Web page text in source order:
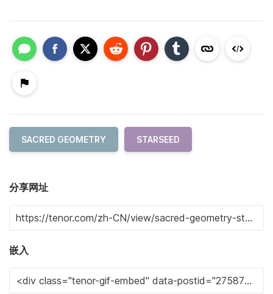
SACRED GEOMETRY STARSEED
分享网址
嵌入